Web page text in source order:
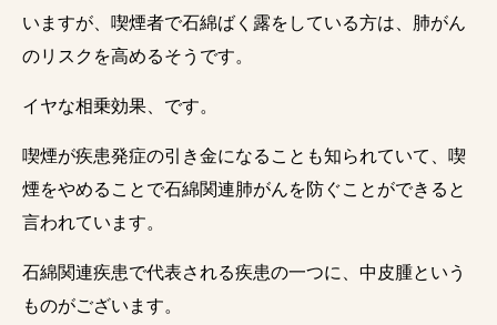
いますが、喫煙者で石綿ばく露をしている方は、肺がん
のリスクを高めるそうです。
イヤな相乗効果、です。
喫煙が疾患発症の引き金になることも知られていて、喫
煙をやめることで石綿関連肺がんを防ぐことができると
言われています。
石綿関連疾患で代表される疾患の一つに、中皮腫という
ものがございます。